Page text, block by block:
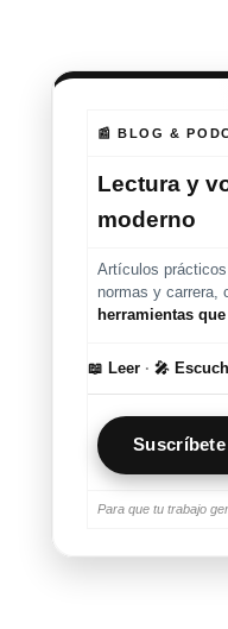
📰 BLOG &
Lectura y
moderno
Artículos prácticos
normas y carrera,
herramientas
📖 Leer · 🎤
Para que tu trabajo